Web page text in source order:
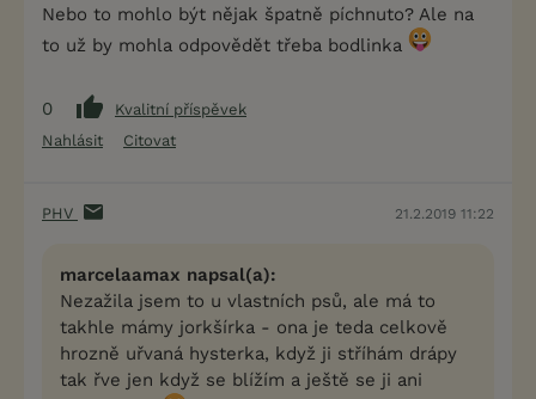
Nebo to mohlo být nějak špatně píchnuto? Ale na
to už by mohla odpovědět třeba bodlinka
0
Kvalitní příspěvek
Nahlásit
Citovat
PHV 21.2.2019 11:22
marcelaamax napsal(a):
Nezažila jsem to u vlastních psů, ale má to
takhle mámy jorkšírka - ona je teda celkově
hrozně uřvaná hysterka, když ji stříhám drápy
tak řve jen když se blížím a ještě se ji ani